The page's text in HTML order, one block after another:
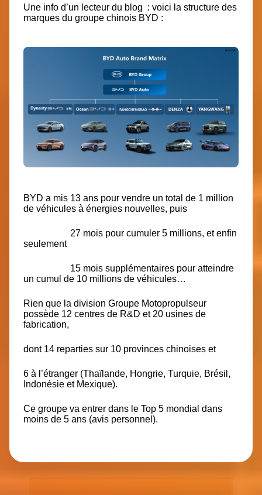
Une info d’un lecteur du blog : voici la structure des
marques du groupe chinois BYD :
BYD a mis 13 ans pour vendre un total de 1 million
de véhicules à énergies nouvelles, puis
27 mois pour cumuler 5 millions, et enfin
seulement
15 mois supplémentaires pour atteindre
un cumul de 10 millions de véhicules…
Rien que la division Groupe Motopropulseur
possède 12 centres de R&D et 20 usines de
fabrication,
dont 14 reparties sur 10 provinces chinoises et
6 à l’étranger (Thaïlande, Hongrie, Turquie, Brésil,
Indonésie et Mexique).
Ce groupe va entrer dans le Top 5 mondial dans
moins de 5 ans (avis personnel).